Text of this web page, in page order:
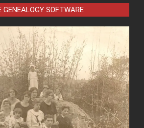
GENEALOGY SOFTWARE